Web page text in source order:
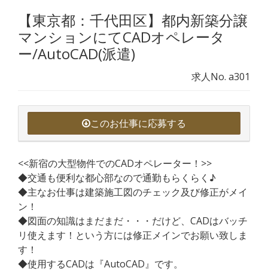
【東京都：千代田区】都内新築分譲
マンションにてCADオペレータ
ー/AutoCAD(派遣)
求人No. a301
このお仕事に応募する
<<新宿の大型物件でのCADオペレーター！>>
◆交通も便利な都心部なので通勤もらくらく♪
◆主なお仕事は建築施工図のチェック及び修正がメイ
ン！
◆図面の知識はまだまだ・・・だけど、CADはバッチ
リ使えます！という方には修正メインでお願い致しま
す！
◆使用するCADは『AutoCAD』です。